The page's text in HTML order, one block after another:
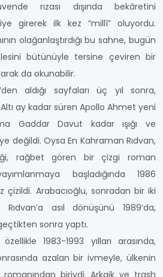
rızası dışında bekâretini
girerek ilk kez “millî” oluyordu.
olağanlaştırdığı bu sahne, bugün
bütünüyle tersine çeviren bir
da okunabilir.
aldığı sayfaları üç yıl sonra,
Altı ay kadar süren Apollo Ahmet yeni
Gaddar Davut kadar ışığı ve
değildi. Oysa En Kahraman Rıdvan,
rağbet gören bir çizgi roman
başladığında 1986
çizildi. Arabacıoğlu, sonradan bir iki
asıl dönüşünü 1989’da,
geçtikten sonra yaptı.
1983-1993 yılları arasında,
azalan bir ivmeyle, ülkenin
biriydi. Arkaik ve trash